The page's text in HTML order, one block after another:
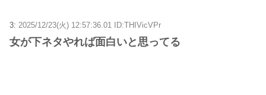
3: 2025/12/23(火) 12:57:36.01 ID:THIVicVPr
女が下ネタやれば面白いと思ってる